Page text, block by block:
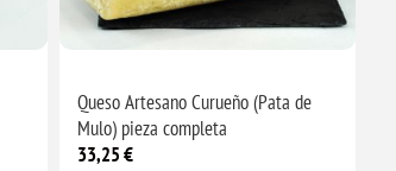
Queso Artesano Curueño (Pata de
Mulo) pieza completa
33,25 €